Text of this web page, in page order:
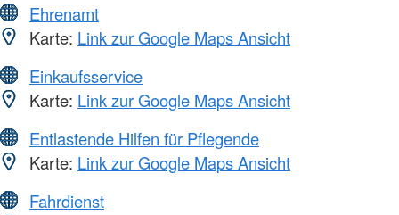
Ehrenamt
Karte: Link zur Google Maps Ansicht
Einkaufsservice
Karte: Link zur Google Maps Ansicht
Entlastende Hilfen für Pflegende
Karte: Link zur Google Maps Ansicht
Fahrdienst